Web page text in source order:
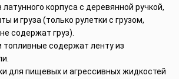
латунного корпуса с деревянной ручкой,
и груза (только рулетки с грузом,
содержат груз).
топливные содержат ленту из
для пищевых и агрессивных жидкостей